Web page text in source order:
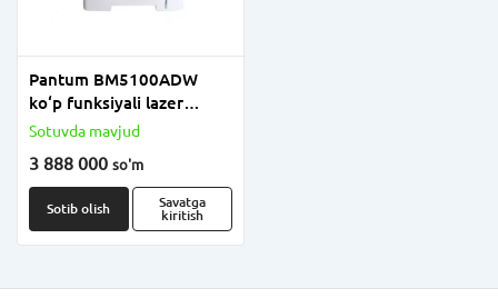
Pantum BM5100ADW
ko‘p funksiyali lazer
qurilmasi
Sotuvda mavjud
3 888 000 so'm
Sotib olish
Savatga
kiritish